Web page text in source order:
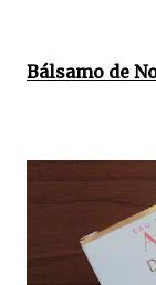
Bálsamo de